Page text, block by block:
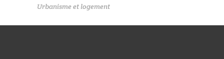
Urbanisme et logement